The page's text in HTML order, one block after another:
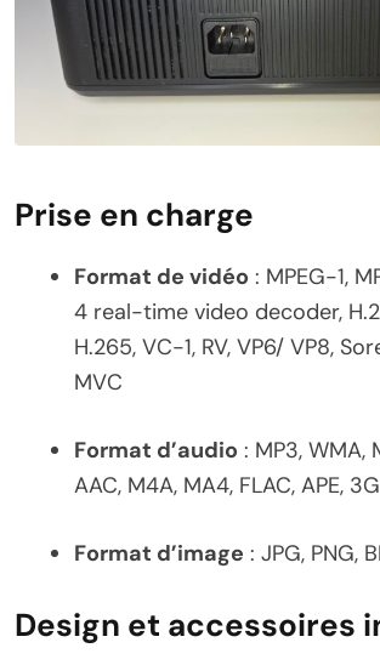
Prise en charge
Format de vidéo : MPEG-1,
4 real-time video decoder,
H.265, VC-1, RV, VP6/ VP8,
MVC
Format d’audio : MP3, WMA,
AAC, M4A, MA4, FLAC, APE,
Format d’image : JPG, PNG,
Design et accessoires